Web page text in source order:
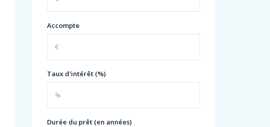
Accompte
Taux d'intérêt (%)
Durée du prêt (en années)